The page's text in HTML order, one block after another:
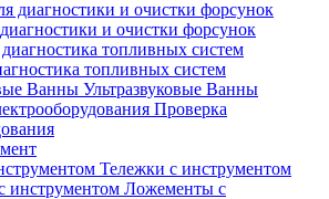
и очистки форсунок
топливных систем
Ультразвуковые Ванны
Проверка
Тележки с инструментом
Ложементы с